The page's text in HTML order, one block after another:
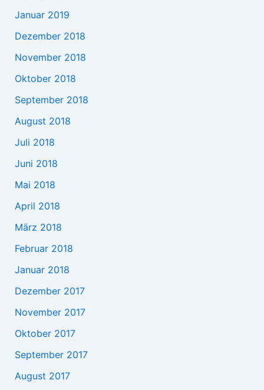
Januar 2019
Dezember 2018
November 2018
Oktober 2018
September 2018
August 2018
Juli 2018
Juni 2018
Mai 2018
April 2018
März 2018
Februar 2018
Januar 2018
Dezember 2017
November 2017
Oktober 2017
September 2017
August 2017